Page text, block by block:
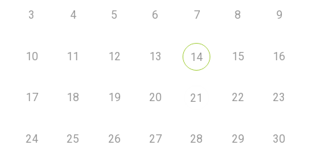
3 4 5 6 7 8 9
10 11 12 13 14 15 16
17 18 19 20 21 22 23
24 25 26 27 28 29 30